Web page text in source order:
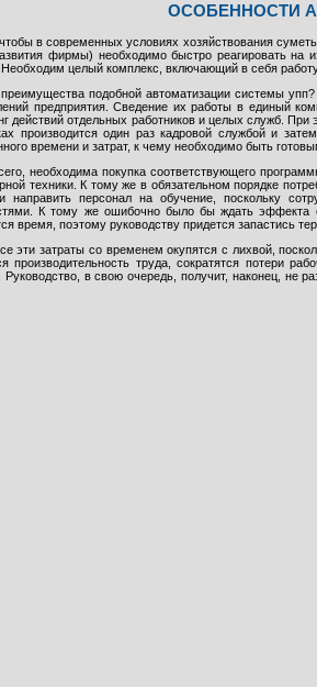
ОСОБЕННОСТИ
в современных условиях хозяйствования
фирмы) необходимо быстро реагировать на
целый комплекс, включающий в себя работу
подобной автоматизации системы упп?
предприятия. Сведение их работы в единый
действий отдельных работников и целых служб.
производится один раз кадровой службой и
времени и затрат, к чему необходимо быть
необходима покупка соответствующего
техники. К тому же в обязательном порядке
направить персонал на обучение, поскольку
К тому же ошибочно было бы ждать эффекта
время, поэтому руководству придется запастись
эти затраты со временем окупятся с лихвой,
производительность труда, сократятся потери
Руководство, в свою очередь, получит, наконец, не